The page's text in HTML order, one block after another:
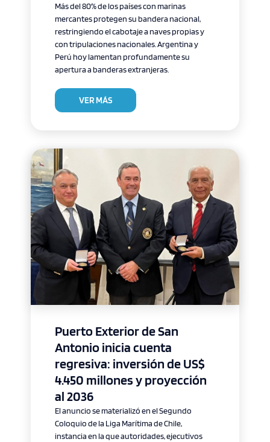
Más del 80% de los países con marinas
mercantes protegen su bandera nacional,
restringiendo el cabotaje a naves propias y
con tripulaciones nacionales. Argentina y
Perú hoy lamentan profundamente su
apertura a banderas extranjeras.
VER MÁS
Puerto Exterior de San
Antonio inicia cuenta
regresiva: inversión de US$
4.450 millones y proyección
al 2036
El anuncio se materializó en el Segundo
Coloquio de la Liga Marítima de Chile,
instancia en la que autoridades, ejecutivos